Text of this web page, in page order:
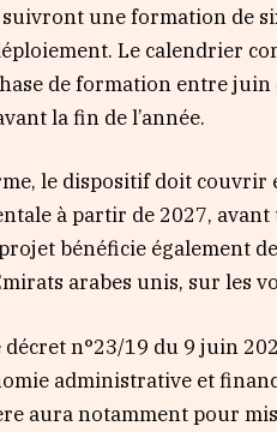
une formation de
Le calendrier
de formation entre juin
la fin de l’année.
le dispositif doit couvrir
à partir de 2027,
bénéficie également
arabes unis, sur les
décret n°23/19 du 9 juin
administrative et
aura notamment pour